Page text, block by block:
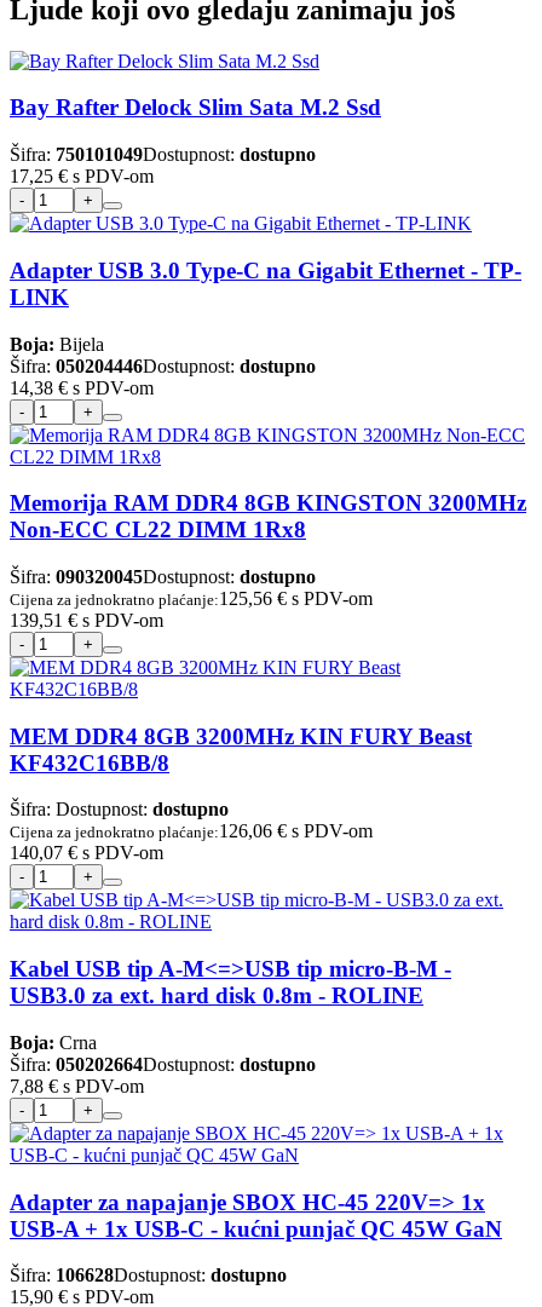
Ljude koji ovo gledaju zanimaju još
Bay Rafter Delock Slim Sata M.2 Ssd
Šifra: 750101049Dostupnost: dostupno
17,25 € s PDV-om
Adapter USB 3.0 Type-C na Gigabit Ethernet - TP-
LINK
Boja: Bijela
Šifra: 050204446Dostupnost: dostupno
14,38 € s PDV-om
Memorija RAM DDR4 8GB KINGSTON 3200MHz
Non-ECC CL22 DIMM 1Rx8
Šifra: 090320045Dostupnost: dostupno
Cijena za jednokratno plaćanje:125,56 € s PDV-om
139,51 € s PDV-om
MEM DDR4 8GB 3200MHz KIN FURY Beast
KF432C16BB/8
Šifra: Dostupnost: dostupno
Cijena za jednokratno plaćanje:126,06 € s PDV-om
140,07 € s PDV-om
Kabel USB tip A-M<=>USB tip micro-B-M -
USB3.0 za ext. hard disk 0.8m - ROLINE
Boja: Crna
Šifra: 050202664Dostupnost: dostupno
7,88 € s PDV-om
Adapter za napajanje SBOX HC-45 220V=> 1x
USB-A + 1x USB-C - kućni punjač QC 45W GaN
Šifra: 106628Dostupnost: dostupno
15,90 € s PDV-om